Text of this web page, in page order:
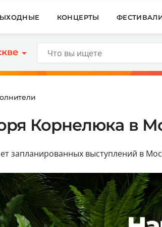
КОНЦЕРТЫ
Корнелюка в
запланированных выступлений в